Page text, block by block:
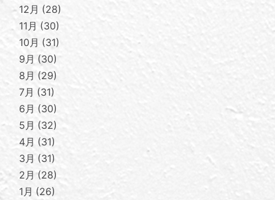
12月
28
11月
30
10月
31
9月
30
8月
29
7月
31
6月
30
5月
32
4月
31
3月
31
2月
28
1月
26